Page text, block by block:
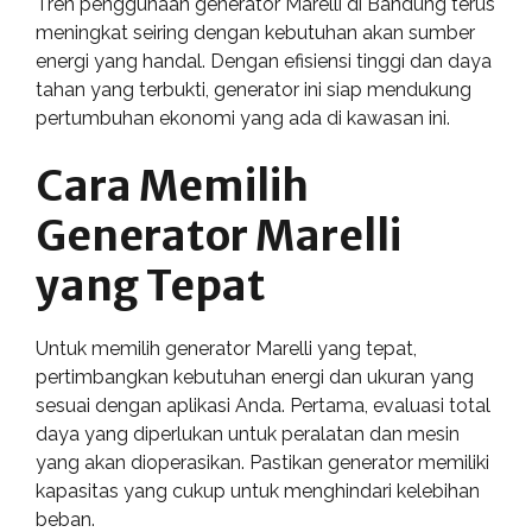
meningkat seiring dengan kebutuhan akan sumber
energi yang handal. Dengan efisiensi tinggi dan daya
tahan yang terbukti, generator ini siap mendukung
pertumbuhan ekonomi yang ada di kawasan ini.
Cara Memilih
Generator Marelli
yang Tepat
Untuk memilih generator Marelli yang tepat,
pertimbangkan kebutuhan energi dan ukuran yang
sesuai dengan aplikasi Anda. Pertama, evaluasi total
daya yang diperlukan untuk peralatan dan mesin
yang akan dioperasikan. Pastikan generator memiliki
kapasitas yang cukup untuk menghindari kelebihan
beban.